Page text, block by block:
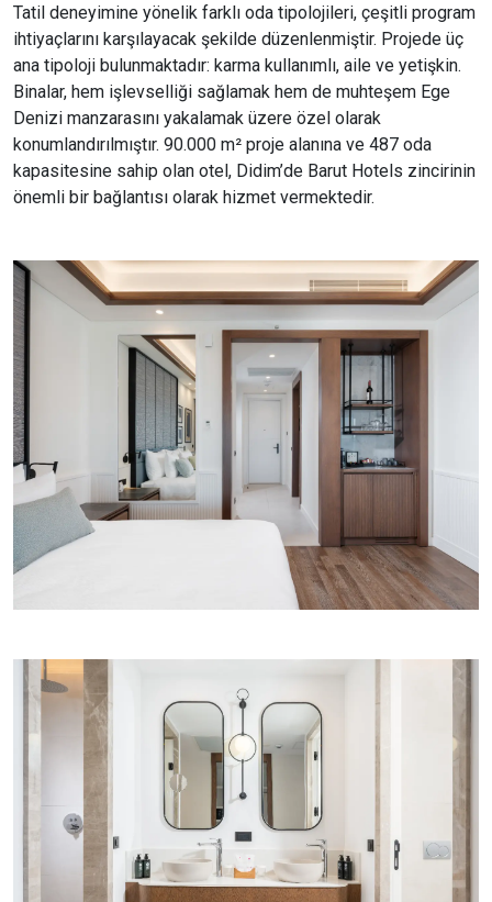
Tatil deneyimine yönelik farklı oda tipolojileri, çeşitli program
ihtiyaçlarını karşılayacak şekilde düzenlenmiştir. Projede üç
ana tipoloji bulunmaktadır: karma kullanımlı, aile ve yetişkin.
Binalar, hem işlevselliği sağlamak hem de muhteşem Ege
Denizi manzarasını yakalamak üzere özel olarak
konumlandırılmıştır. 90.000 m² proje alanına ve 487 oda
kapasitesine sahip olan otel, Didim’de Barut Hotels zincirinin
önemli bir bağlantısı olarak hizmet vermektedir.